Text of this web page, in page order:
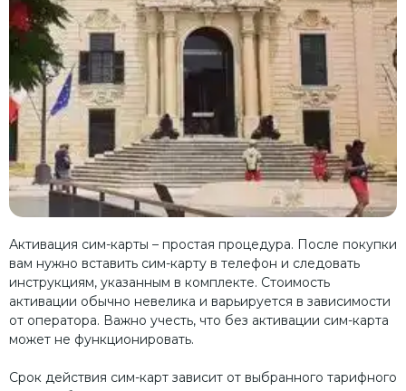
Активация сим-карты – простая процедура. После покупки
вам нужно вставить сим-карту в телефон и следовать
инструкциям, указанным в комплекте. Стоимость
активации обычно невелика и варьируется в зависимости
от оператора. Важно учесть, что без активации сим-карта
может не функционировать.
Срок действия сим-карт зависит от выбранного тарифного